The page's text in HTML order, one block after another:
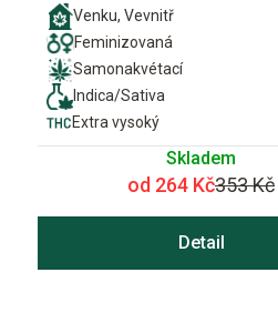
Venku, Vevnitř
Feminizovaná
Samonakvétací
Indica/Sativa
Extra vysoký
Skladem
od 264 Kč353 Kč
Detail